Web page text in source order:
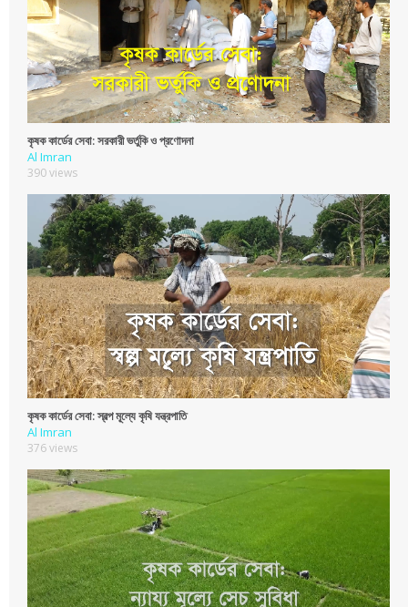
কৃষক কার্ডের সেবা: সরকারী ভর্তুকি ও প্রণোদনা
Al Imran
390 views
কৃষক কার্ডের সেবা: স্বল্প মূ্ল্যে কৃষি যন্ত্রপাতি
Al Imran
376 views